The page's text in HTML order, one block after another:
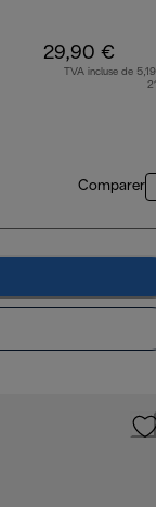
29,90 €
TVA incluse de
Comparer